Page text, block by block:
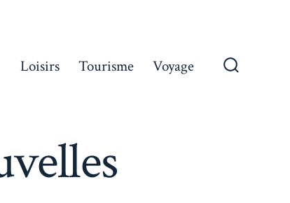
Loisirs Tourisme Voyage